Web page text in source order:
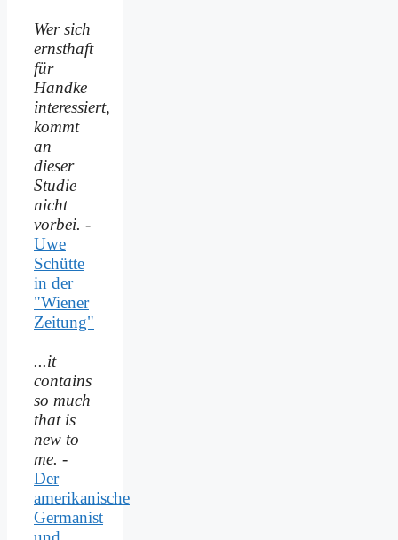
Wer sich
ernsthaft
für
Handke
interessiert,
kommt
an
dieser
Studie
nicht
vorbei. -
Uwe
Schütte
in der
"Wiener
Zeitung"
...it
contains
so much
that is
new to
me. -
Der
amerikanische
Germanist